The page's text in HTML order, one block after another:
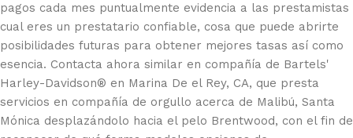
pagos cada mes puntualmente evidencia a las prestamistas
cual eres un prestatario confiable, cosa que puede abrirte
posibilidades futuras para obtener mejores tasas así­ como
esencia. Contacta ahora similar en compañía de Bartels'
Harley-Davidson® en Marina De el Rey, CA, que presta
servicios en compañía de orgullo acerca de Malibú, Santa
Mónica desplazándolo hacia el pelo Brentwood, con el fin de